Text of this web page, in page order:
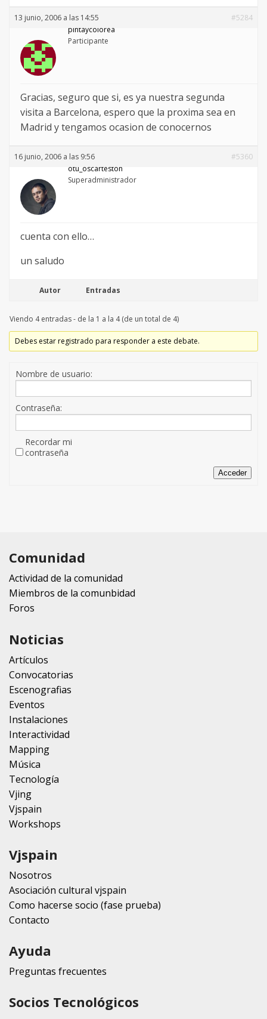
13 junio, 2006 a las 14:55
#5284
pintaycolorea
Participante
Gracias, seguro que si, es ya nuestra segunda
visita a Barcelona, espero que la proxima sea en
Madrid y tengamos ocasion de conocernos
16 junio, 2006 a las 9:56
#5360
otu_oscarteston
Superadministrador
cuenta con ello…
un saludo
Autor Entradas
Viendo 4 entradas - de la 1 a la 4 (de un total de 4)
Debes estar registrado para responder a este debate.
Nombre de usuario:
Contraseña:
Recordar mi
contraseña
Acceder
Comunidad
Actividad de la comunidad
Miembros de la comunbidad
Foros
Noticias
Artículos
Convocatorias
Escenografias
Eventos
Instalaciones
Interactividad
Mapping
Música
Tecnología
Vjing
Vjspain
Workshops
Vjspain
Nosotros
Asociación cultural vjspain
Como hacerse socio (fase prueba)
Contacto
Ayuda
Preguntas frecuentes
Socios Tecnológicos